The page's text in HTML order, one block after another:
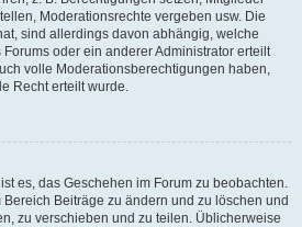
Moderationsrechte vergeben usw. Die
sind allerdings davon abhängig, welche
oder ein anderer Administrator erteilt
volle Moderationsberechtigungen haben,
Recht erteilt wurde.
es, das Geschehen im Forum zu beobachten.
Beiträge zu ändern und zu löschen und
zu verschieben und zu teilen. Üblicherweise